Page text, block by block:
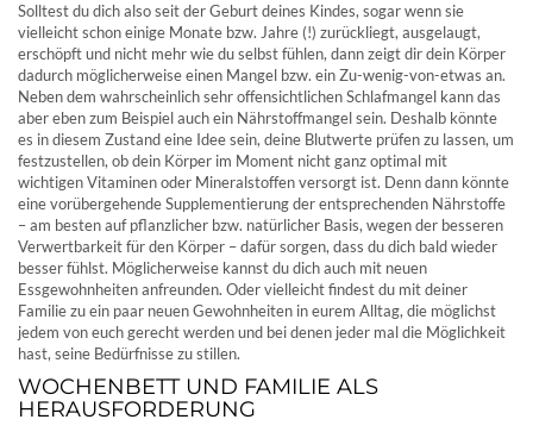
Solltest du dich also seit der Geburt deines Kindes, sogar wenn sie
vielleicht schon einige Monate bzw. Jahre (!) zurückliegt, ausgelaugt,
erschöpft und nicht mehr wie du selbst fühlen, dann zeigt dir dein Körper
dadurch möglicherweise einen Mangel bzw. ein Zu-wenig-von-etwas an.
Neben dem wahrscheinlich sehr offensichtlichen Schlafmangel kann das
aber eben zum Beispiel auch ein Nährstoffmangel sein. Deshalb könnte
es in diesem Zustand eine Idee sein, deine Blutwerte prüfen zu lassen, um
festzustellen, ob dein Körper im Moment nicht ganz optimal mit
wichtigen Vitaminen oder Mineralstoffen versorgt ist. Denn dann könnte
eine vorübergehende Supplementierung der entsprechenden Nährstoffe
– am besten auf pflanzlicher bzw. natürlicher Basis, wegen der besseren
Verwertbarkeit für den Körper – dafür sorgen, dass du dich bald wieder
besser fühlst. Möglicherweise kannst du dich auch mit neuen
Essgewohnheiten anfreunden. Oder vielleicht findest du mit deiner
Familie zu ein paar neuen Gewohnheiten in eurem Alltag, die möglichst
jedem von euch gerecht werden und bei denen jeder mal die Möglichkeit
hast, seine Bedürfnisse zu stillen.
WOCHENBETT UND FAMILIE ALS
HERAUSFORDERUNG